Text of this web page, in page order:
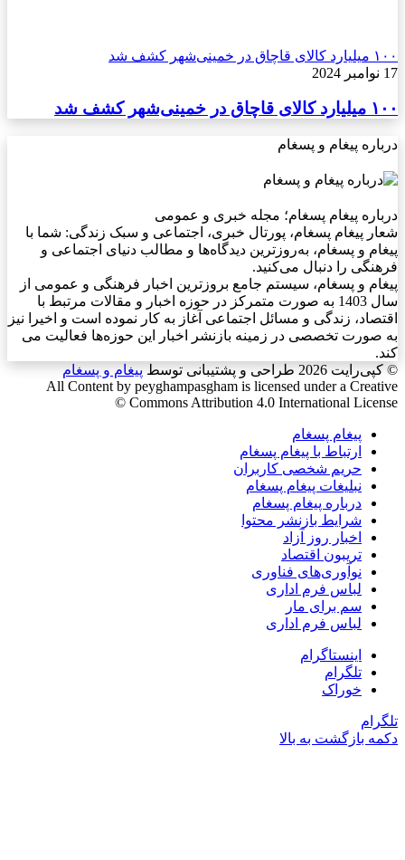
۱۰۰ میلیارد کالای قاچاق در خمینی‌شهر کشف شد
17 نوامبر 2024
۱۰۰ میلیارد کالای قاچاق در خمینی‌شهر کشف شد
درباره پیغام و پسغام
درباره پیغام پسغام؛ مجله خبری و عمومی
شعار پیغام پسغام، پورتال خبری، اجتماعی و سبک زندگی: شما با
پیغام و پسغام، به‌روزترین دیدگاه‌ها و مطالب دنیای اجتماعی و
فرهنگی را دنبال می‌کنید.
پیغام و پسغام، سیستم جامع بروزترین اخبار فرهنگی و عمومی از
سال 1403 به صورت متمرکز در حوزه اخبار و مقالات مرتبط با
اقتصاد، زندگی و مسائل اجتماعی آغاز به کار نموده است و اخیرا نیز
به صورت تخصصی در زمینه بازنشر اخبار این حوزه‌ها فعالیت می
کند.
© کپی‌رایت 2026
طراحی و پشتیبانی توسط پیغام و پسغام
All Content by peyghampasgham is licensed under a Creative
Commons Attribution 4.0 International License ©️
پیغام پسغام
ارتباط با پیغام پسغام
حریم شخصی کاربران
نبلیغات پیغام پسغام
درباره پیغام پسغام
شرایط بازنشر محتوا
اخبار روز آزاد
تریبون اقتصاد
نوآوری‌های فناوری
لباس فرم اداری
سم برای مار
لباس فرم اداری
اینستاگرام
تلگرام
خوراک
تلگرام
دکمه بازگشت به بالا